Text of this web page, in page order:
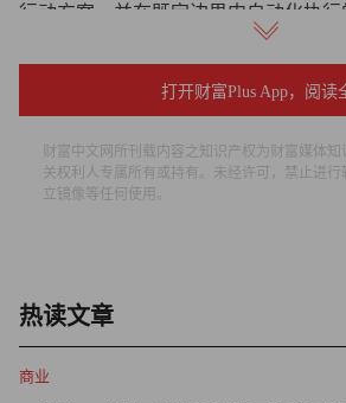
行动方案，并在既定边界内自动化执
独立运行的智能体，而是与企业的经济
外。它意味着减少摩擦、消除碎片化、
支撑组织实现规模化、高效化与协同一
试想供应商中断导致关键制造部件受影
误。但立足运营实景的人工智能，不
打开财富Plus App，阅读
财富中文网所刊载内容之知识产权为财富媒体
关权利人专属所有或持有。未经许可，禁止进
立镜像等任何使用。
热读文章
商业